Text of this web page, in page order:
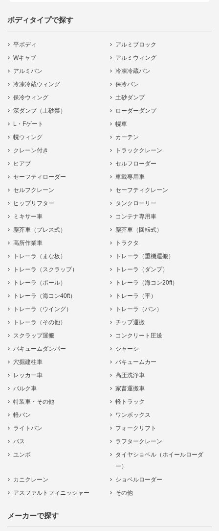
ボディタイプで探す
平ボディ
アルミブロック
Wキャブ
アルミウィング
アルミバン
冷凍冷蔵バン
冷凍冷蔵ウィング
保冷バン
保冷ウィング
土砂ダンプ
深ダンプ（土砂禁）
ローダーダンプ
L・Fゲート
幌車
幌ウィング
カーテン
クレーン付き
トラッククレーン
ヒアブ
セルフローダー
セーフティローダー
車載専用車
セルフクレーン
セーフティクレーン
ヒップリフター
タンクローリー
ミキサー車
コンテナ専用車
塵芥車（プレス式）
塵芥車（回転式）
高所作業車
トラクタ
トレーラ（まな板）
トレーラ（重機運搬）
トレーラ（スクラップ）
トレーラ（ダンプ）
トレーラ（ポール）
トレーラ（海コン20ft）
トレーラ（海コン40ft）
トレーラ（平）
トレーラ（ウイング）
トレーラ（バン）
トレーラ（その他）
チップ運搬
スクラップ運搬
コンクリート圧送
バキュームダンパー
シャーシ
穴掘建柱車
バキュームカー
レッカー車
高圧洗浄車
バルク車
家畜運搬車
特装車・その他
軽トラック
軽バン
ワンボックス
ライトバン
フォークリフト
バス
ラフタークレーン
ユンボ
タイヤショベル（ホイールローダ
ー）
カニクレーン
ショベルローダー
アスファルトフィニッシャー
その他
メーカーで探す